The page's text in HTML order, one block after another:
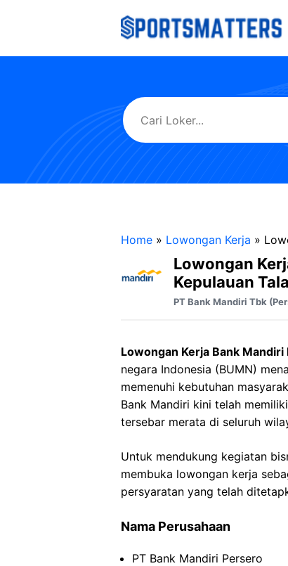
Home » Lowongan Kerja »
Lowongan
Kepulauan
PT Bank Mandiri Tbk
Lowongan Kerja Bank Mandiri
negara Indonesia (BUMN)
memenuhi kebutuhan
Bank Mandiri kini telah
tersebar merata di seluruh
Untuk mendukung kegiatan
membuka lowongan kerja
persyaratan yang telah
Nama Perusahaan
PT Bank Mandiri Persero